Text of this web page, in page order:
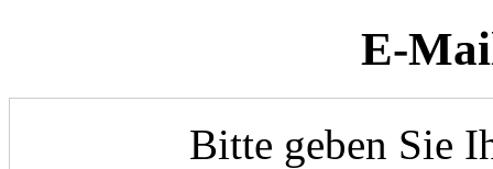
E-
Bitte geben Sie